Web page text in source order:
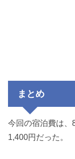
まとめ
今回の宿泊費は
1,400円だった。